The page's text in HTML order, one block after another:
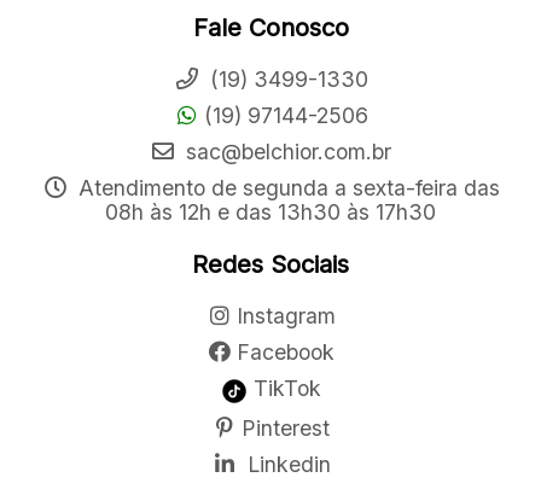
Fale Conosco
(19) 3499-1330
(19) 97144-2506
sac@belchior.com.br
Atendimento de segunda a sexta-feira das
08h às 12h e das 13h30 às 17h30
Redes Sociais
Instagram
Facebook
TikTok
Pinterest
Linkedin